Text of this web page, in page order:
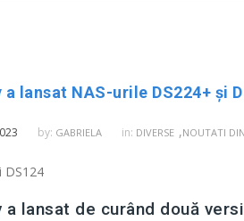
a lansat NAS-urile DS224+ și
by: GABRIELA in: DIVERSE ,NOUTATI
a lansat de curând două